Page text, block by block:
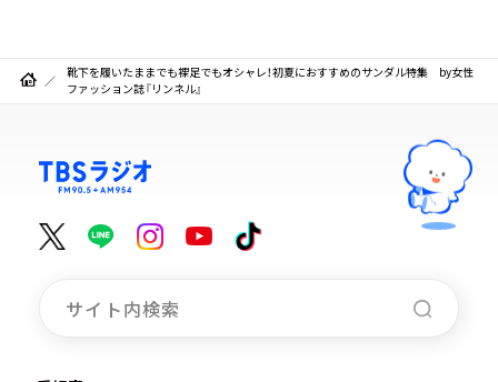
靴下を履いたままでも裸足でもオシャレ！初夏におすすめのサンダル特集 by女性
ファッション誌『リンネル』